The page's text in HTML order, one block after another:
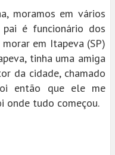
moramos em vários
é funcionário dos
em Itapeva (SP)
tinha uma amiga
da cidade, chamado
então que ele me
onde tudo começou.